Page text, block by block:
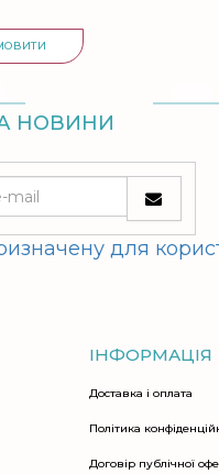
НОВИНИ
для
ІНФОРМАЦІЯ
Доставка і оплата
Політика
Договір публічної